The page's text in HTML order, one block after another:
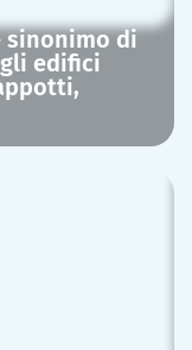
sinonimo di
edifici